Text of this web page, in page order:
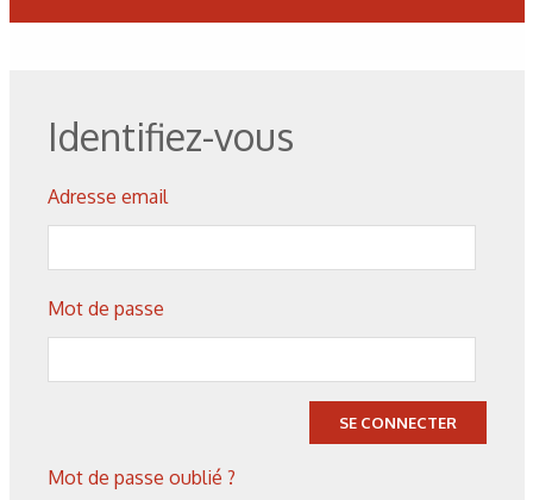
Figure 5 : Portion de diagramme Rm et Rp en fonction de la
dureté Vickers pour la nuance HR (haute résistance).
Figure 6 : Comparaison entre les résultats expérimentaux et
Figure 7 : Exemple de diagramme rationneld’un acier Dual
Figure 8 : Comparaison entre la courbe réelle de traction (en
Identifiez-vous
Adresse email
Mot de passe
SE CONNECTER
Mot de passe oublié ?